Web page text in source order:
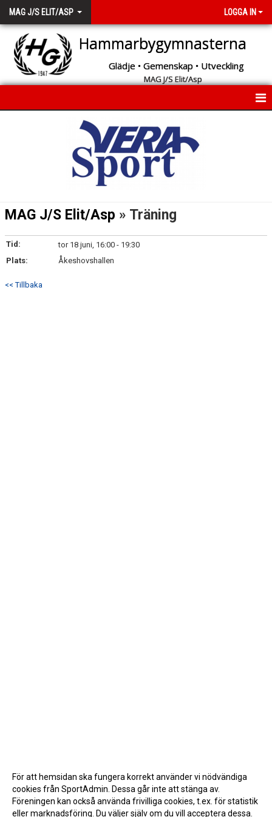
MAG J/S ELIT/ASP LOGGA IN
Hammarbygymnasterna
Glädje • Gemenskap • Utveckling
MAG J/S Elit/Asp
MAG J/S Elit/Asp » Träning
Tid:
tor 18 juni, 16:00 - 19:30
Plats:
Åkeshovshallen
<< Tillbaka
För att hemsidan ska fungera korrekt använder vi nödvändiga
cookies från SportAdmin. Dessa går inte att stänga av.
Föreningen kan också använda frivilliga cookies, t.ex. för statistik
eller marknadsföring. Du väljer själv om du vill acceptera dessa.